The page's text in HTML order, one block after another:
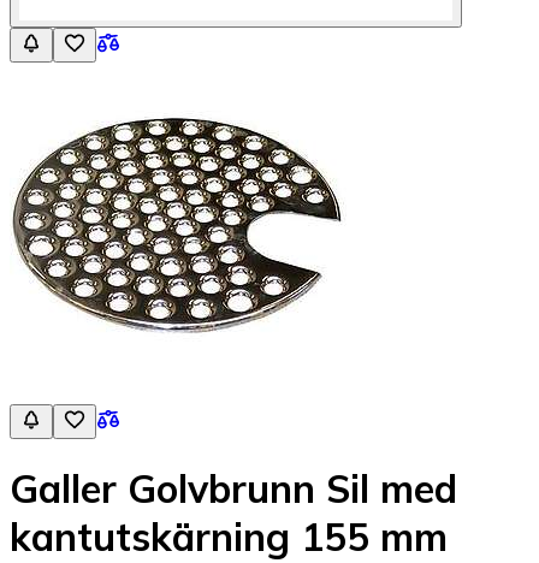
Galler Golvbrunn Sil med
kantutskärning 155 mm